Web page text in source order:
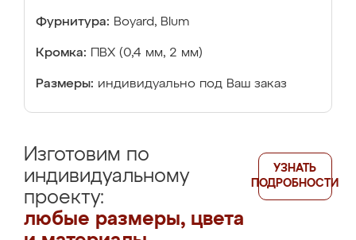
Фурнитура: Boyard, Blum
Кромка: ПВХ (0,4 мм, 2 мм)
Размеры: индивидуально под Ваш заказ
Изготовим по
индивидуальному
проекту:
любые размеры, цвета
УЗНАТЬ
ПОДРОБНОСТИ